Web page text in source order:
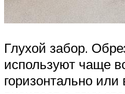
Глухой забор.
используют чаще
горизонтально или